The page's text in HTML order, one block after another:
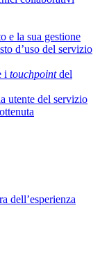
e la sua gestione
d’uso del servizio
i touchpointdel
utente del servizio
dell’esperienza